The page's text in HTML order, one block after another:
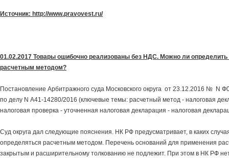
Источник: http://www.pravovest.ru/
01.02.2017 Товары ошибочно реализованы без НДС. Можно ли
расчетным методом?
Постановление Арбитражного суда Московского округа от 23.12.2016 № N
по делу N А41-14280/2016 (ключевые темы: расчетный метод - налоговая
налоговая проверка - уточненная налоговая декларация - налоговая
Суд округа дал следующие пояснения. НК РФ предусматривает, в каких
определяться расчетным методом. Перечень оснований для применения
закрытым и расширительному толкованию не подлежит. При этом в НК РФ